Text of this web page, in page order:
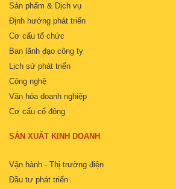
Sản phẩm & Dịch vụ
Định hướng phát triển
Cơ cấu tổ chức
Ban lãnh đạo công ty
Lịch sử phát triển
Công nghệ
Văn hóa doanh nghiệp
Cơ cấu cổ đông
SẢN XUẤT KINH DOANH
Vận hành - Thị trường điện
Đầu tư phát triển